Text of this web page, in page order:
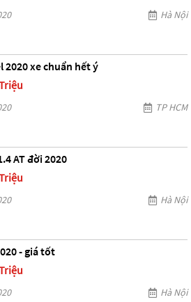
Hà Nội
2020 xe chuẩn hết ý
TP HCM
AT đời 2020
Hà Nội
- giá tốt
Hà Nội